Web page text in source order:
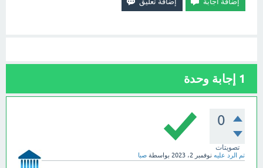
1 إجابة وحدة
0
تصويتات
تم الرد عليه نوفمبر 2، 2023 بواسطة صبا